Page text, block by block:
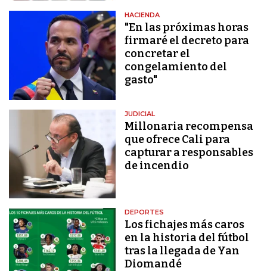
HACIENDA
"En las próximas horas
firmaré el decreto para
concretar el
congelamiento del
gasto"
JUDICIAL
Millonaria recompensa
que ofrece Cali para
capturar a responsables
de incendio
DEPORTES
Los fichajes más caros
en la historia del fútbol
tras la llegada de Yan
Diomandé